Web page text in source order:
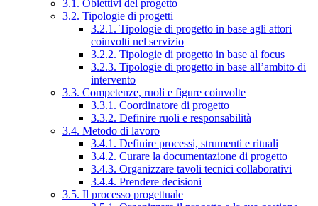
3.1. Obiettivi del progetto
3.2. Tipologie di progetti
3.2.1. Tipologie di progetto in base agli attori
coinvolti nel servizio
3.2.2. Tipologie di progetto in base al focus
3.2.3. Tipologie di progetto in base all’ambito di
intervento
3.3. Competenze, ruoli e figure coinvolte
3.3.1. Coordinatore di progetto
3.3.2. Definire ruoli e responsabilità
3.4. Metodo di lavoro
3.4.1. Definire processi, strumenti e rituali
3.4.2. Curare la documentazione di progetto
3.4.3. Organizzare tavoli tecnici collaborativi
3.4.4. Prendere decisioni
3.5. Il processo progettuale